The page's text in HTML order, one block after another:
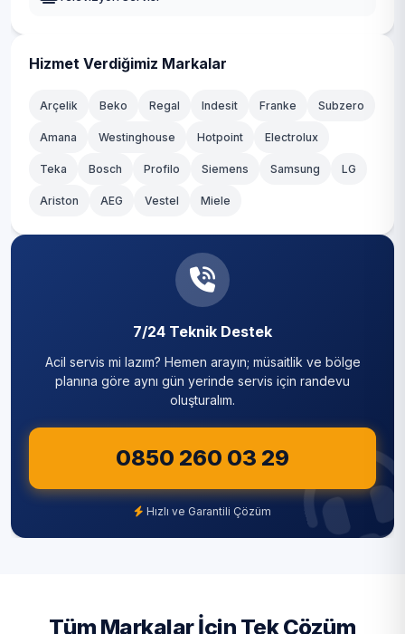
Hizmet Verdiğimiz Markalar
Arçelik Beko Regal Indesit Franke Subzero
Amana Westinghouse Hotpoint Electrolux
Teka Bosch Profilo Siemens Samsung LG
Ariston AEG Vestel Miele
7/24 Teknik Destek
Acil servis mi lazım? Hemen arayın; müsaitlik ve bölge
planına göre aynı gün yerinde servis için randevu
oluşturalım.
0850 260 03 29
Hızlı ve Garantili Çözüm
Tüm Markalar İçin Tek Çözüm